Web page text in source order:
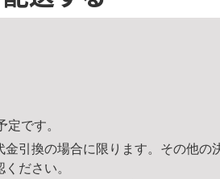
です。
引換の場合に限ります。その他の
ください。